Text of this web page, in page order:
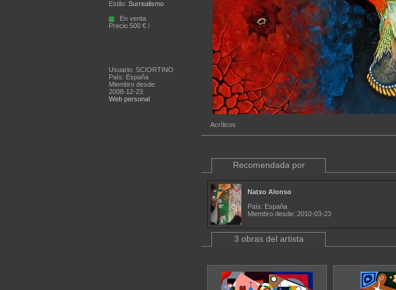
Estilo: Surrealismo
En venta
Precio 500 € /
Usuario: SCIORTINO
País: España
Miembro desde:
2008-12-23
Web personal
Acrílicos
Recomendada por
Natxo Alonso
País: España
Miembro desde: 2010-03-23
3 obras del artista